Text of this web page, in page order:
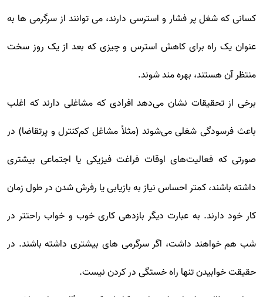
کسانی که شغل پر فشار و استرسی دارند، می توانند از سرگرمی ها به
عنوان یک راه برای کاهش استرس و چیزی که بعد از یک روز سخت
منتظر آن هستند، بهره مند شوند.
برخی از تحقیقات نشان می‌دهد افرادی که مشاغلی دارند که اغلب
باعث فرسودگی شغلی می‌شوند (مثلاً مشاغل کم‌کنترل و پرتقاضا) در
صورتی که فعالیت‌های اوقات فراغت فیزیکی یا اجتماعی بیشتری
داشته باشند، کمتر احساس نیاز به بازیابی یا رفرش شدن در طول زمان
کار خود دارند. به عبارت دیگر بازدهی کاری خوب و خواب راحتتر در
شب هم خواهند داشت، اگر سرگرمی های بیشتری داشته باشند. در
حقیقت خوابیدن تنها راه خستگی در کردن نیست.